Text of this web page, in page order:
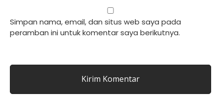
Simpan nama, email, dan situs web saya pada
peramban ini untuk komentar saya berikutnya.